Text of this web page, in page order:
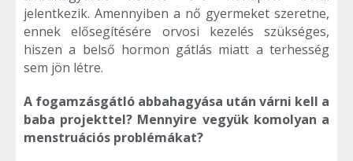
jelentkezik. Amennyiben a nő gyermeket szeretne,
ennek elősegítésére orvosi kezelés szükséges,
hiszen a belső hormon gátlás miatt a terhesség
sem jön létre.
A fogamzásgátló abbahagyása után várni kell a
baba projekttel? Mennyire vegyük komolyan a
menstruációs problémákat?